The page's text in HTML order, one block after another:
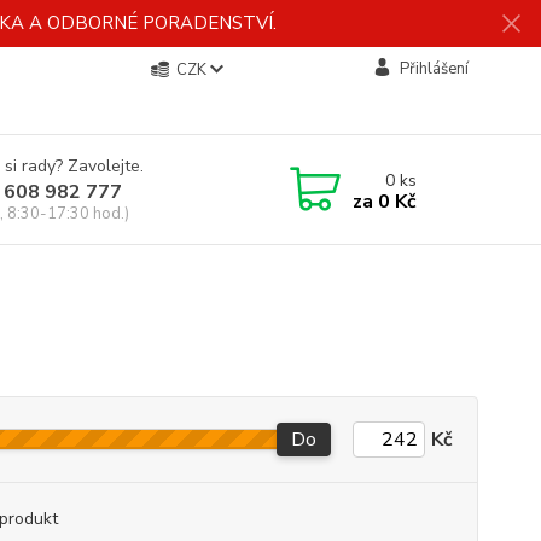
A ODBORNÉ PORADENSTVÍ.
CZK Přihlášení
rady? Zavolejte.
982 777
8:30-17:30 hod.)
0ks
za 0 Kč
Do Kč